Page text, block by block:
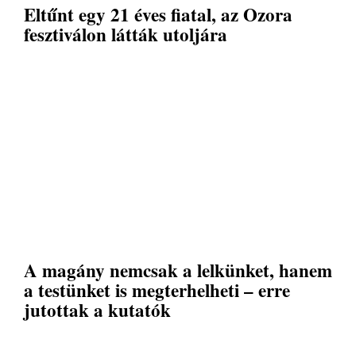
Eltűnt egy 21 éves fiatal, az Ozora
fesztiválon látták utoljára
A magány nemcsak a lelkünket, hanem
a testünket is megterhelheti – erre
jutottak a kutatók